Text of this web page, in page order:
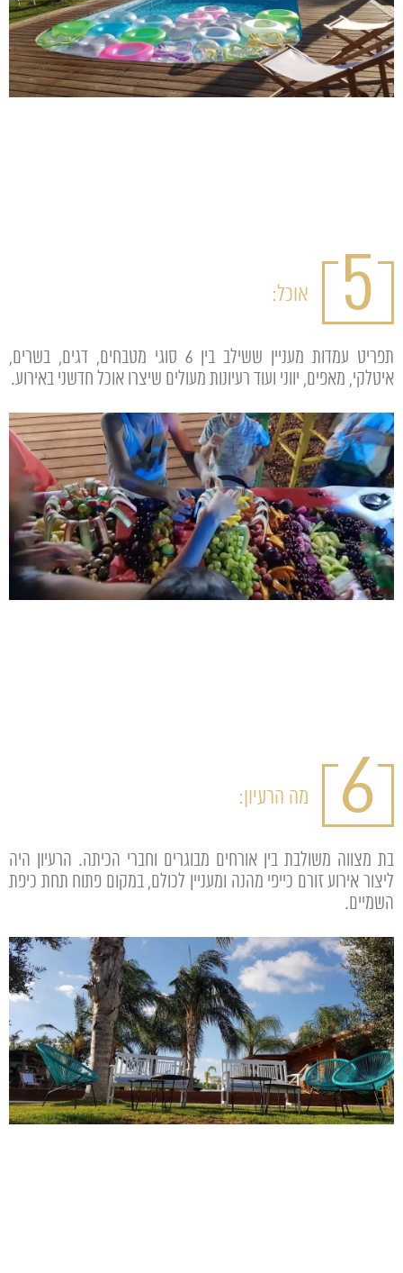
5 אוכל:
תפריט עמדות מעניין ששילב בין 6 סוגי מטבחים, דגים, בשרים,
איטלקי, מאפים, יווני ועוד רעיונות מעולים שיצרו אוכל חדשני באירוע.
6 מה הרעיון:
בת מצווה משולבת בין אורחים מבוגרים וחברי הכיתה. הרעיון היה
ליצור אירוע זורם כייפי מהנה ומעניין לכולם, במקום פתוח תחת כיפת
השמיים.